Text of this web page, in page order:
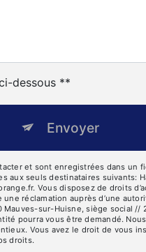
dessous **
Envoyer
et sont enregistrées dans
seuls destinataires suivants:
Vous disposez de droits
réclamation auprès d’une
sur-Huisne, siège social
pourra vous être demandé.
Vous avez le droit de vous
droits.